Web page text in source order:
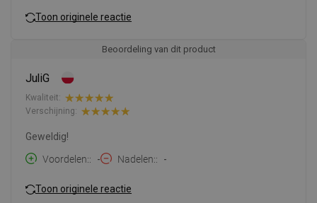
Toon originele reactie
Beoordeling van dit product
JuliG
Kwaliteit:
Verschijning:
Geweldig!
Voordelen:
- Nadelen: -
Toon originele reactie